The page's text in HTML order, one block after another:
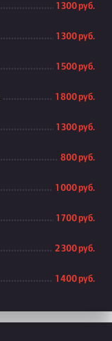
1 300 руб.
1 300 руб.
1 500 руб.
1 800 руб.
1 300 руб.
800 руб.
1 000 руб.
1 700 руб.
2 300 руб.
1 400 руб.